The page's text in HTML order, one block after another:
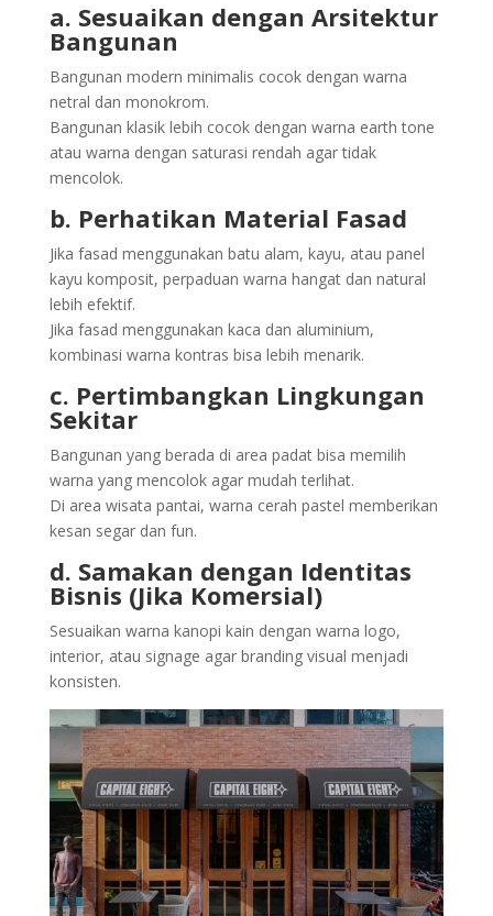
a. Sesuaikan dengan Arsitektur
Bangunan
Bangunan modern minimalis cocok dengan warna
netral dan monokrom.
Bangunan klasik lebih cocok dengan warna earth tone
atau warna dengan saturasi rendah agar tidak
mencolok.
b. Perhatikan Material Fasad
Jika fasad menggunakan batu alam, kayu, atau panel
kayu komposit, perpaduan warna hangat dan natural
lebih efektif.
Jika fasad menggunakan kaca dan aluminium,
kombinasi warna kontras bisa lebih menarik.
c. Pertimbangkan Lingkungan
Sekitar
Bangunan yang berada di area padat bisa memilih
warna yang mencolok agar mudah terlihat.
Di area wisata pantai, warna cerah pastel memberikan
kesan segar dan fun.
d. Samakan dengan Identitas
Bisnis (Jika Komersial)
Sesuaikan warna kanopi kain dengan warna logo,
interior, atau signage agar branding visual menjadi
konsisten.